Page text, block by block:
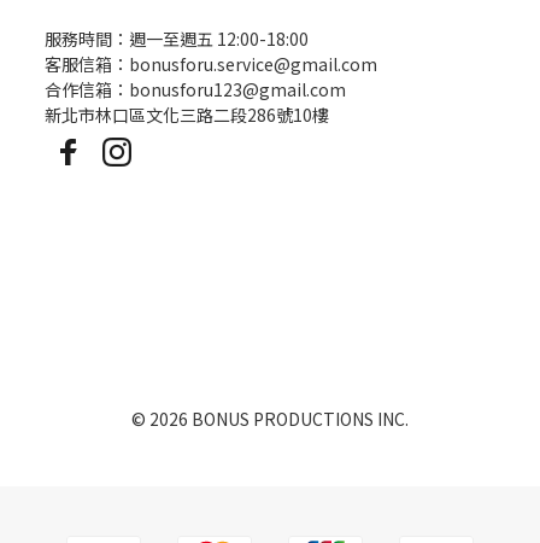
服務時間：週一至週五 12:00-18:00
客服信箱：bonusforu.service@gmail.com
合作信箱：bonusforu123@gmail.com
新北市林口區文化三路二段286號10樓
© 2026 BONUS PRODUCTIONS INC.